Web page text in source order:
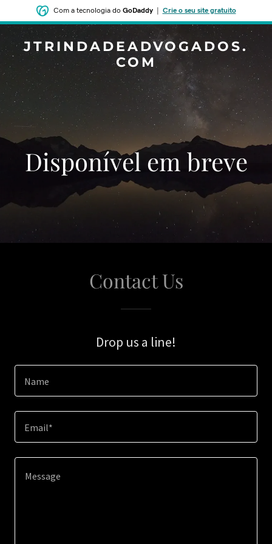
Com a tecnologia do GoDaddy| Crie o seu site gratuito
JTRINDADEADVOGADOS.
COM
Disponível em breve
Contact Us
Drop us a line!
Name
Email*